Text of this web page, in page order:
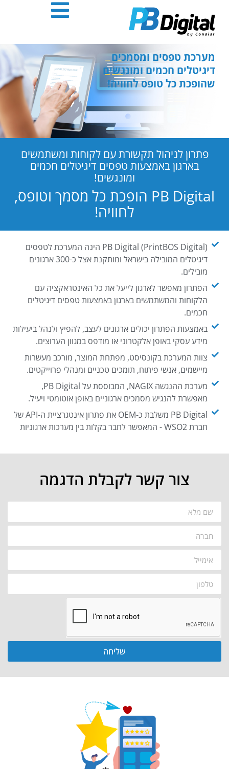
אנטר
מערכת טפסים ומסמכים
דיגיטלים חכמים ומונגשים
שהופכת כל טופס לחוויה!
פתרון לניהול תקשורת עם לקוחות ומשתמשים
בארגון באמצעות טפסים דיגיטלים חכמים
ומונגשים!
PB Digital הופכת כל מסמך וטופס,
לחוויה!
PB Digital (PrintBOS Digital) הינה המערכת לטפסים
דיגיטלים המובילה בישראל ומותקנת אצל כ-300 ארגונים
מובילים.
הפתרון מאפשר לארגון לייעל את כל האינטראקציה עם
הלקוחות והמשתמשים בארגון באמצעות טפסים דיגיטלים
חכמים.
באמצעות הפתרון יכולים ארגונים לעצב, להפיץ ולנהל ביעילות
מידע עסקי באופן אלקטרוני או מודפס במגוון הערוצים.
צוות המערכת בקונסיסט, מפתחת המוצר, מורכב מעשרות
מיישמים, אנשי פיתוח, תומכים טכניים ומנהלי פרוייקטים.
מערכת ההנגשה NAGIX, המבוססת על PB Digital,
מאפשרת להנגיש מסמכים ארגוניים באופן אוטומטי ויעיל.
PB Digital משלבת כ-OEM את פתרון אינטגרציית ה-API של
חברת WSO2 - המאפשר לחבר בקלות בין מערכות ארגוניות
צור קשר לקבלת הדגמה
שליחה